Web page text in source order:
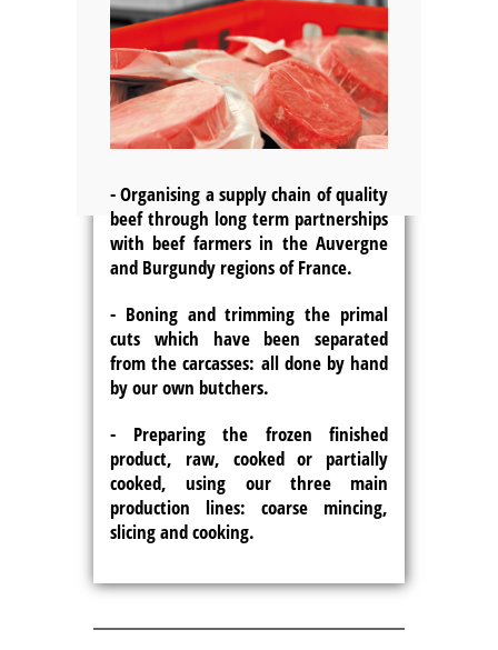
-Organising a supply chain of quality
beefthrough long term partnerships
with beef farmers in the Auvergne
and Burgundy regions of France.
- Boning and trimming the primal
cuts which have been separated
from the carcasses: all done by hand
by our own butchers.
- Preparing the frozen finished
product, raw, cooked or partially
cooked, using our three main
production lines: coarse mincing,
slicing and cooking.